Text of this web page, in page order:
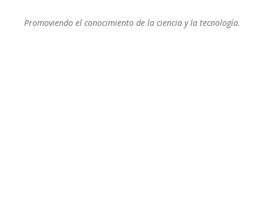
Promoviendo el conocimiento de la ciencia y la tecnología.